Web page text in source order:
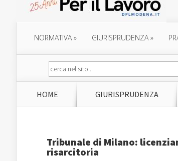
NORMATIVA» GIURISPRUDENZA»
HOME GIURISPRUDENZA
Tribunale di Milano:
risarcitoria